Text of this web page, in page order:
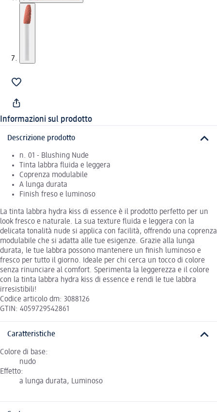
Informazioni sul prodotto
Descrizione prodotto
n. 01 - Blushing Nude
Tinta labbra fluida e leggera
Coprenza modulabile
A lunga durata
Finish freso e luminoso
La tinta labbra hydra kiss di essence è il prodotto perfetto per un
look fresco e naturale. La sua texture fluida e leggera con la
delicata tonalità nude si applica con facilità, offrendo una coprenza
modulabile che si adatta alle tue esigenze. Grazie alla lunga
durata, le tue labbra possono mantenere un finish luminoso e
fresco per tutto il giorno. Ideale per chi cerca un tocco di colore
senza rinunciare al comfort. Sperimenta la leggerezza e il colore
con la tinta labbra hydra kiss di essence e rendi le tue labbra
irresistibili!
Codice articolo dm: 3088126
GTIN: 4059729542861
Caratteristiche
Colore di base:
nudo
Effetto:
a lunga durata, Luminoso